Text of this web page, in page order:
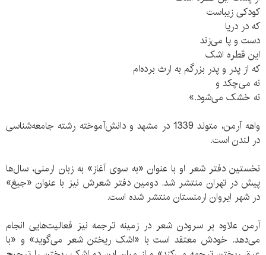
کودکی زیباست
که در دریا
دست و پا می‌زند
این قطره اشک
که از پدر و پدر بزرگم به ارث برده‌ام
نه می‌چکد و
نه خشک می‌شود.»
واهه آرمن، متولد 1339 در مشهد و دانش‌آموخته رشته جامعه‌شناسی
در لندن است.
نخستین دفتر شعر او با عنوان «به سوی آغاز» به زبان ارمنی، سال‌ها
پیش در تهران منتشر شد. دومین دفتر شعرش نیز با عنوان «جیغ»
در شهر ایروان ارمنستان منتشر شده است.
آرمن علاوه بر سرودن شعر در زمینه ترجمه نیز فعالیت‌هایی انجام
می‌دهد. خودش معتقد است با «اشک ریختن شعر می‌گوید» و «با